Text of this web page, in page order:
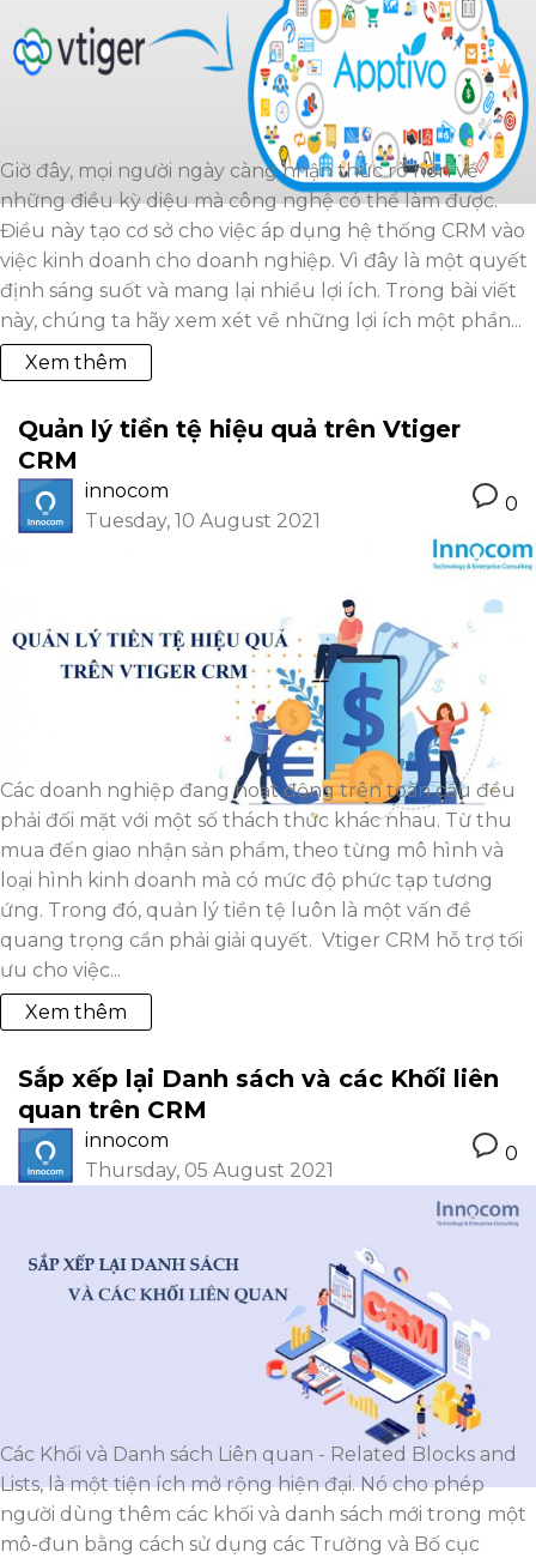
Giờ đây, mọi người ngày càng nhận thức rõ hơn về
những điều kỳ diệu mà công nghệ có thể làm được.
Điều này tạo cơ sở cho việc áp dụng hệ thống CRM vào
việc kinh doanh cho doanh nghiệp. Vì đây là một quyết
định sáng suốt và mang lại nhiều lợi ích. Trong bài viết
này, chúng ta hãy xem xét về những lợi ích một phần...
Xem thêm
Quản lý tiền tệ hiệu quả trên Vtiger
CRM
innocom
Tuesday, 10 August 2021
0
Các doanh nghiệp đang hoạt động trên toàn cầu đều
phải đối mặt với một số thách thức khác nhau. Từ thu
mua đến giao nhận sản phẩm, theo từng mô hình và
loại hình kinh doanh mà có mức độ phức tạp tương
ứng. Trong đó, quản lý tiền tệ luôn là một vấn đề
quang trọng cần phải giải quyết. Vtiger CRM hỗ trợ tối
ưu cho việc...
Xem thêm
Sắp xếp lại Danh sách và các Khối liên
quan trên CRM
innocom
Thursday, 05 August 2021
0
Các Khối và Danh sách Liên quan - Related Blocks and
Lists, là một tiện ích mở rộng hiện đại. Nó cho phép
người dùng thêm các khối và danh sách mới trong một
mô-đun bằng cách sử dụng các Trường và Bố cục